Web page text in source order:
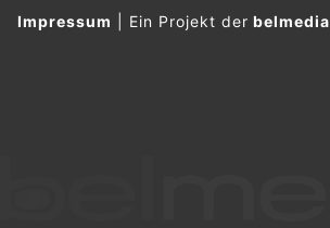
Impressum Ein Projekt derbelmedia